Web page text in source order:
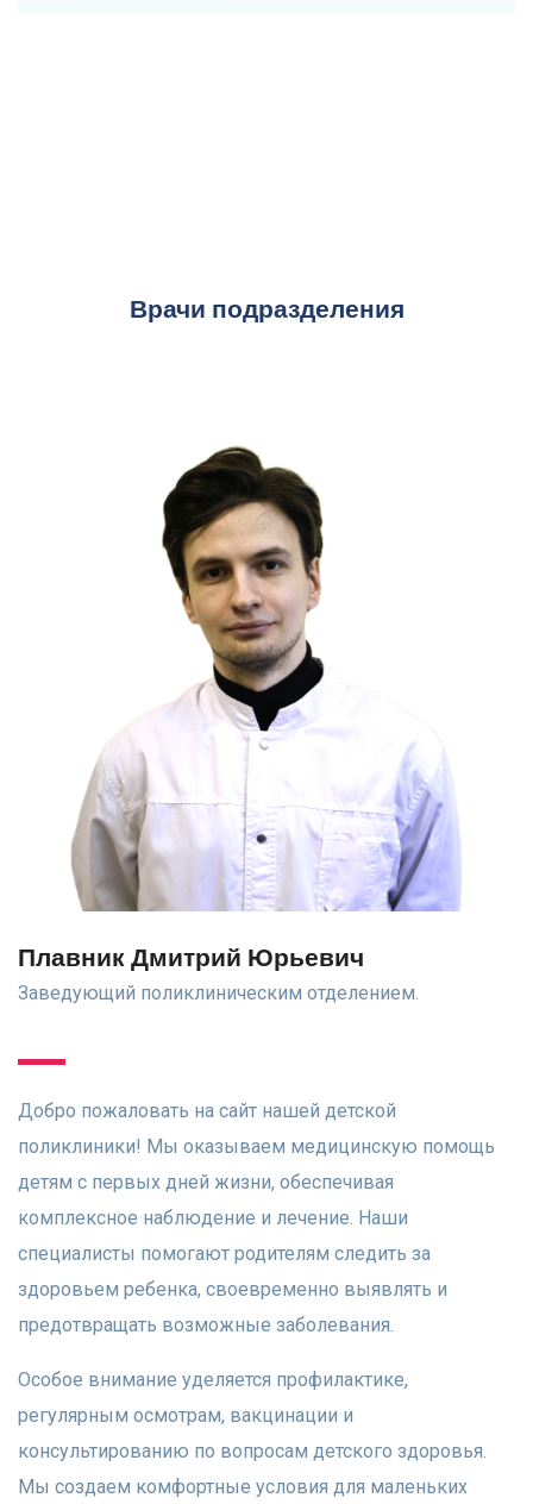
Врачи подразделения
Плавник Дмитрий Юрьевич
Заведующий поликлиническим отделением.
Добро пожаловать на сайт нашей детской
поликлиники! Мы оказываем медицинскую помощь
детям с первых дней жизни, обеспечивая
комплексное наблюдение и лечение. Наши
специалисты помогают родителям следить за
здоровьем ребенка, своевременно выявлять и
предотвращать возможные заболевания.
Особое внимание уделяется профилактике,
регулярным осмотрам, вакцинации и
консультированию по вопросам детского здоровья.
Мы создаем комфортные условия для маленьких